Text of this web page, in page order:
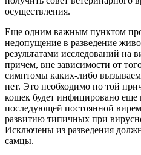
осуществления.
Еще одним важным пунктом
недопущение в разведение
результатами исследований на
причем, вне зависимости от
симптомы каких-либо
нет. Это необходимо по той
кошек будет инфицировано еще
последующей постоянной
развитию типичных при
Исключены из разведения
самцы.